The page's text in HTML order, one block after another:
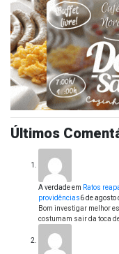
Últimos
A verdadeem Ratos
providências6 de agosto
Bom investigar melhor
costumam sair da toca